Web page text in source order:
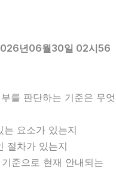
년06월30일 02시56
를 판단하는 기준은 무엇
요소가 있는지
절차가 있는지
준으로 현재 안내되는